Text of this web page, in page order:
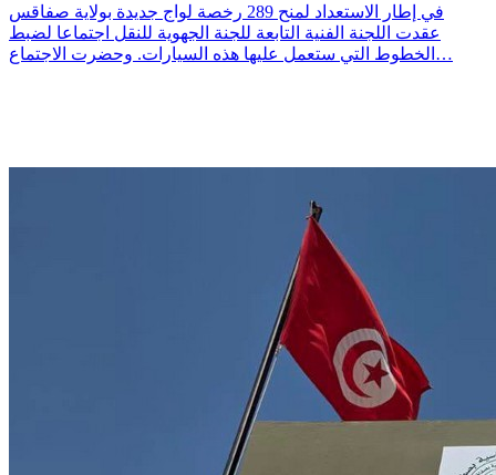
في إطار الاستعداد لمنح 289 رخصة لواج جديدة بولاية صفاقس
عقدت اللجنة الفنية التابعة للجنة الجهوية للنقل اجتماعا لضبط
الخطوط التي ستعمل عليها هذه السيارات. وحضرت الاجتماع…